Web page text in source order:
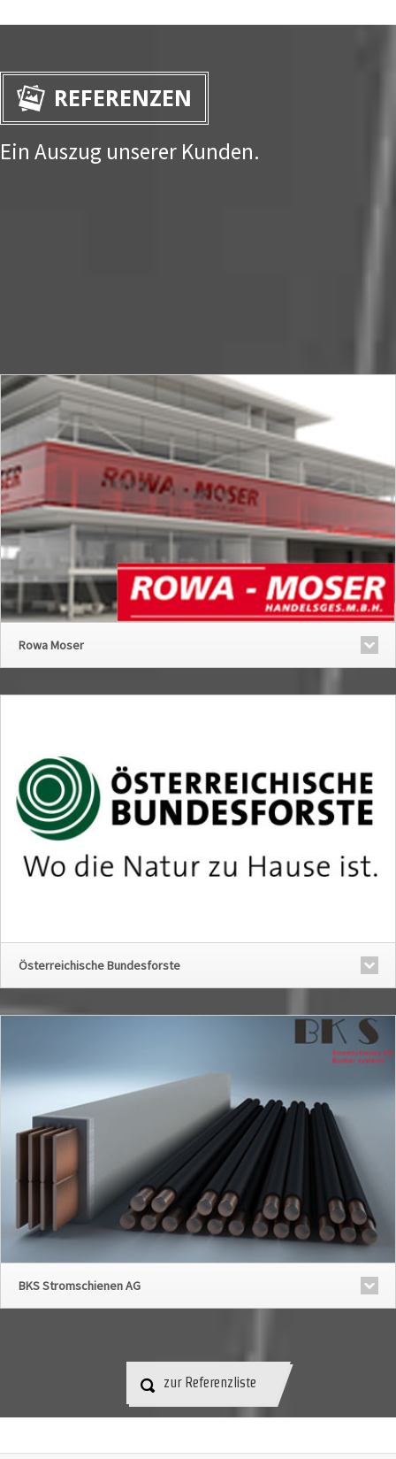
REFERENZEN
Ein Auszug unserer Kunden.
Rowa Moser
Österreichische Bundesforste
BKS Stromschienen AG
zur Referenzliste